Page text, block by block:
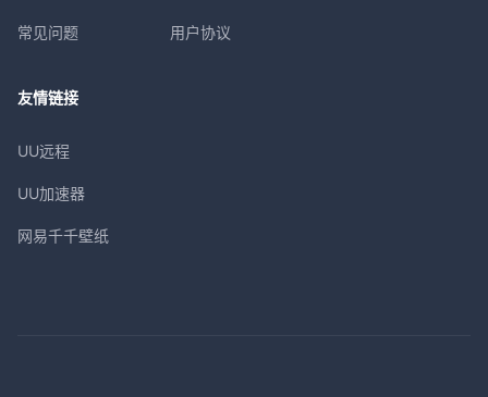
常见问题 用户协议
友情链接
UU远程
UU加速器
网易千千壁纸